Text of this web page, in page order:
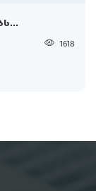
1618